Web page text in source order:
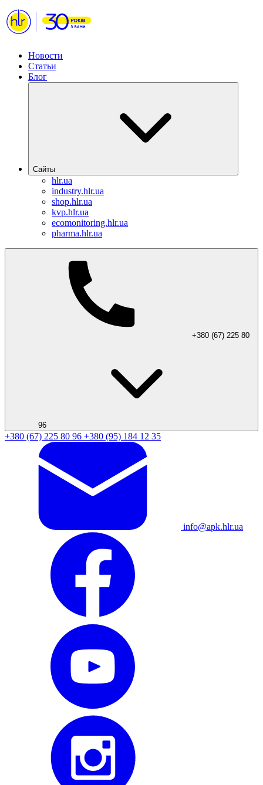
Новости
Статьи
Блог
Сайты
hlr.ua
industry.hlr.ua
shop.hlr.ua
kvp.hlr.ua
ecomonitoring.hlr.ua
pharma.hlr.ua
+380 (67) 225 80
96
+380 (67) 225 80 96 +380 (95) 184 12 35
info@apk.hlr.ua